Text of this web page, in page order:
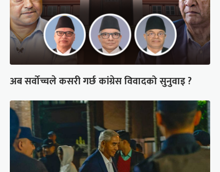
अब सर्वोच्चले कसरी गर्छ कांग्रेस विवादको सुनुवाइ ?